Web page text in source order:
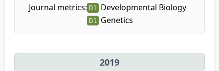
Journal metrics: D1 Developmental Biology
D1 Genetics
2019